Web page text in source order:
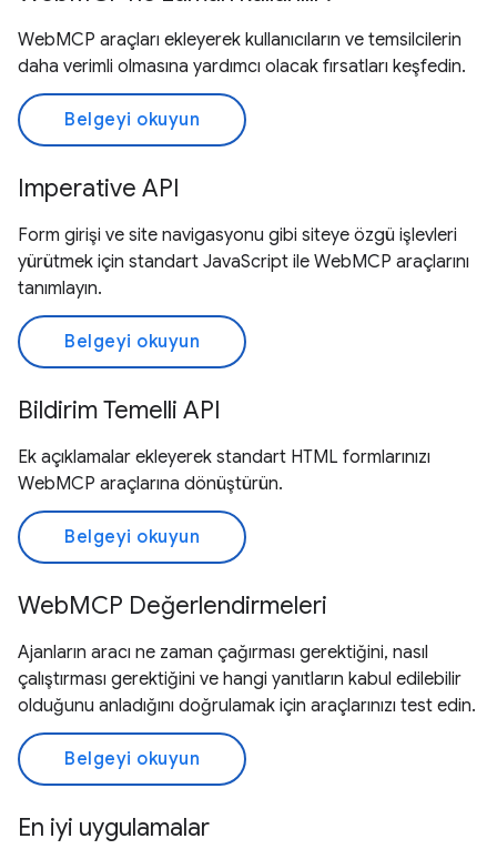
WebMCP araçları ekleyerek kullanıcıların ve temsilcilerin
daha verimli olmasına yardımcı olacak fırsatları keşfedin.
Belgeyi okuyun
Imperative API
Form girişi ve site navigasyonu gibi siteye özgü işlevleri
yürütmek için standart JavaScript ile WebMCP araçlarını
tanımlayın.
Belgeyi okuyun
Bildirim Temelli API
Ek açıklamalar ekleyerek standart HTML formlarınızı
WebMCP araçlarına dönüştürün.
Belgeyi okuyun
WebMCP Değerlendirmeleri
Ajanların aracı ne zaman çağırması gerektiğini, nasıl
çalıştırması gerektiğini ve hangi yanıtların kabul edilebilir
olduğunu anladığını doğrulamak için araçlarınızı test edin.
Belgeyi okuyun
En iyi uygulamalar